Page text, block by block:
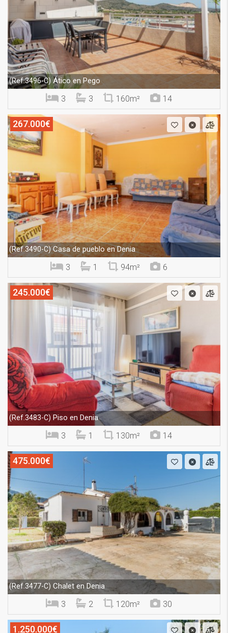
(Ref.3496-C) Ático en Pego
3 3 160m² 14
267.000€
(Ref.3490-C)Casa de pueblo en Denia
3 1 94m² 6
245.000€
(Ref.3483-C) Piso en Denia
3 1 130m² 14
475.000€
(Ref.3477-C) Chalet en Denia
3 2 120m² 30
1.250.000€